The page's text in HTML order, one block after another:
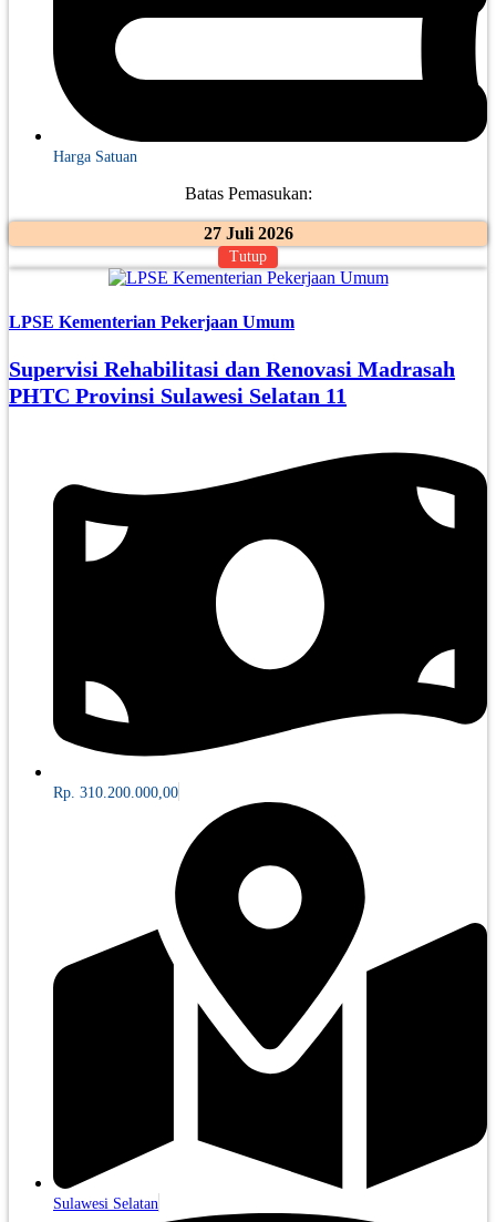
Harga Satuan
Batas Pemasukan:
27 Juli 2026
Tutup
LPSE Kementerian Pekerjaan Umum
Supervisi Rehabilitasi dan Renovasi Madrasah
PHTC Provinsi Sulawesi Selatan 11
Rp. 310.200.000,00
Sulawesi Selatan